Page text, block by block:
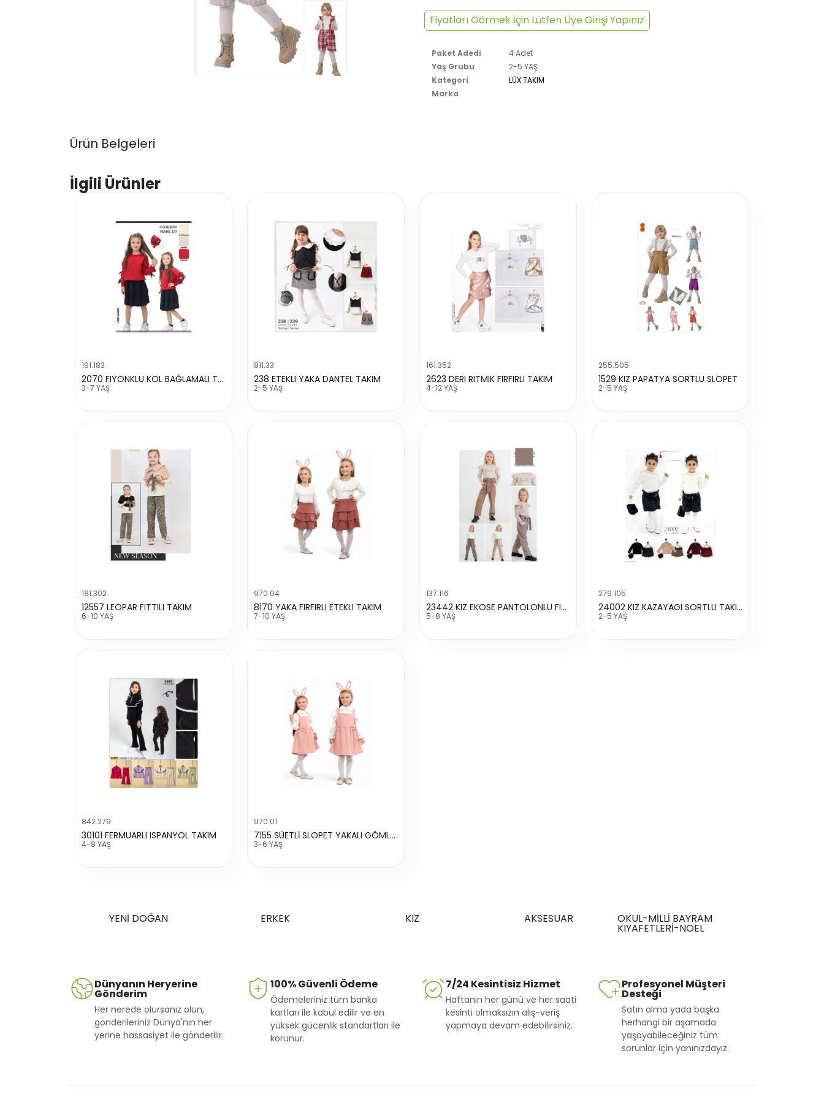
Fiyatları Görmek İçin Lütfen Üye Girişi Yapınız
Paket Adedi
4 Adet
Yaş Grubu
2-5 YAŞ
Kategori
LÜX TAKIM
Marka
Ürün Belgeleri
İlgili Ürünler
191.183
2070 FIYONKLU KOL BAĞLAMALI TAKIM
3-7 YAŞ
811.33
238 ETEKLI YAKA DANTEL TAKIM
2-5 YAŞ
161.352
2623 DERI RITMIK FIRFIRLI TAKIM
4-12 YAŞ
255.505
1529 KIZ PAPATYA SORTLU SLOPET
2-5 YAŞ
181.302
12557 LEOPAR FITTILI TAKIM
6-10 YAŞ
970.04
8170 YAKA FIRFIRLI ETEKLI TAKIM
7-10 YAŞ
137.116
23442 KIZ EKOSE PANTOLONLU FIRFIRLI TAKIM
5-8 YAŞ
279.105
24002 KIZ KAZAYAGI SORTLU TAKIM
2-5 YAŞ
842.279
30101 FERMUARLI ISPANYOL TAKIM
4-8 YAŞ
970.01
7155 SÜETLİ SLOPET YAKALI GÖMLEKLI
3-6 YAŞ
YENİ DOĞAN ERKEK KIZ AKSESUAR OKUL-MİLLİ BAYRAM
KIYAFETLERİ-NOEL
Dünyanın Heryerine
Gönderim
Her nerede olursanız olun,
gönderileriniz Dünya'nın her
yerine hassasiyet ile gönderilir.
100% Güvenli Ödeme
Ödemeleriniz tüm banka
kartları ile kabul edilir ve en
yüksek gücenlik standartları ile
korunur.
7/24 Kesintisiz Hizmet
Haftanın her günü ve her saati
kesinti olmaksızın alış-veriş
yapmaya devam edebilirsiniz.
Profesyonel Müşteri
Desteği
Satın alma yada başka
herhangi bir aşamada
yaşayabileceğiniz tüm
sorunlar için yanınızdayız.